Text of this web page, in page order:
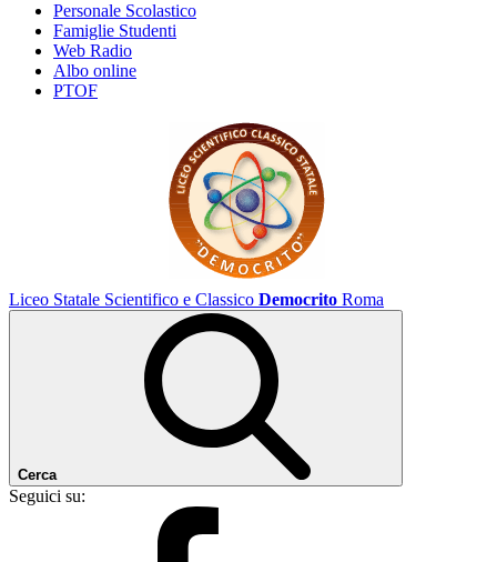
Personale Scolastico
Famiglie Studenti
Web Radio
Albo online
PTOF
Liceo Statale Scientifico e Classico Democrito Roma
Cerca
Seguici su: